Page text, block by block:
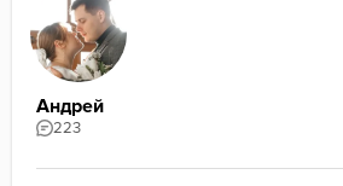
Андрей
223